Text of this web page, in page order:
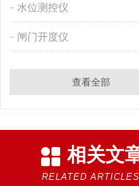
水位测控仪
闸门开度仪
查看全部
相关文
RELATED ARTICLES